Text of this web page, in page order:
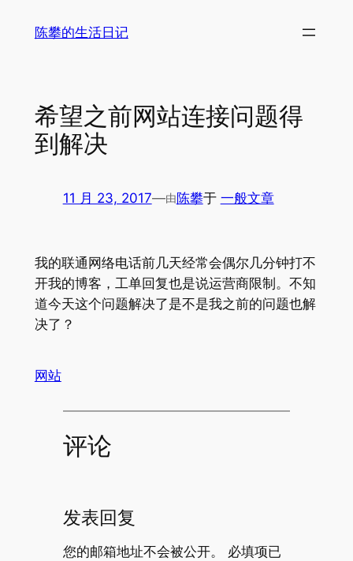
陈攀的生活日记
希望之前网站连接问题得
到解决
11 月 23, 2017—由陈攀于 一般文章
我的联通网络电话前几天经常会偶尔几分钟打不
开我的博客，工单回复也是说运营商限制。不知
道今天这个问题解决了是不是我之前的问题也解
决了？
网站
评论
发表回复
您的邮箱地址不会被公开。
必填项已